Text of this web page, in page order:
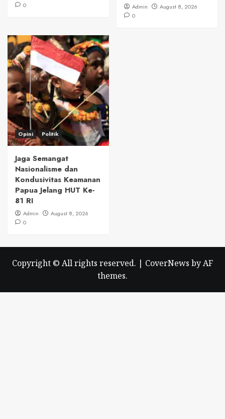
0
Admin
August 8, 2026
0
Opini Politik
Jaga Semangat
Nasionalisme dan
Kondusivitas Keamanan
Papua Jelang HUT Ke-
81 RI
Admin
August 8, 2026
0
Copyright © All rights reserved. | CoverNews by AF
themes.